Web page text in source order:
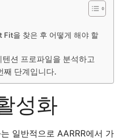
을 찾은 후 어떻게 해야 할
션 프로파일을 분석하고
째 단계입니다.
성화
일반적으로 AARRR에서 가